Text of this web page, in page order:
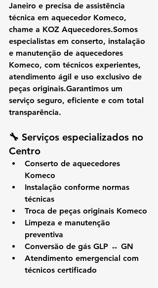
Janeiro e precisa de assistência
técnica em aquecedor Komeco,
chame a KOZ Aquecedores.Somos
especialistas em conserto, instalação
e manutenção de aquecedores
Komeco, com técnicos experientes,
atendimento ágil e uso exclusivo de
peças originais.Garantimos um
serviço seguro, eficiente e com total
transparência.
🔧 Serviços especializados no
Centro
Conserto de aquecedores
Komeco
Instalação conforme normas
técnicas
Troca de peças originais Komeco
Limpeza e manutenção
preventiva
Conversão de gás GLP ↔ GN
Atendimento emergencial com
técnicos certificado